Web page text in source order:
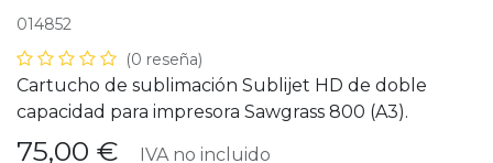
014852
(0 reseña)
Cartucho de sublimación Sublijet HD de doble
capacidad para impresora Sawgrass 800 (A3).
75,00 € IVA no incluido